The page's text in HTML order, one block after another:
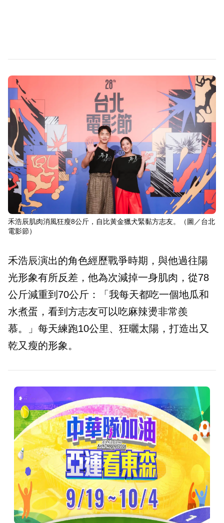
禾浩辰肌肉消風狂瘦8公斤，自比黃金獵犬緊黏方志友。（圖／台北
電影節）
禾浩辰演出的角色經歷戰爭時期，與他過往陽
光形象有所反差，他為次減掉一身肌肉，從78
公斤減重到70公斤：「我每天都吃一個地瓜和
水煮蛋，看到方志友可以吃麻辣燙非常羨
慕。」每天練跑10公里、狂曬太陽，打造出又
乾又瘦的形象。